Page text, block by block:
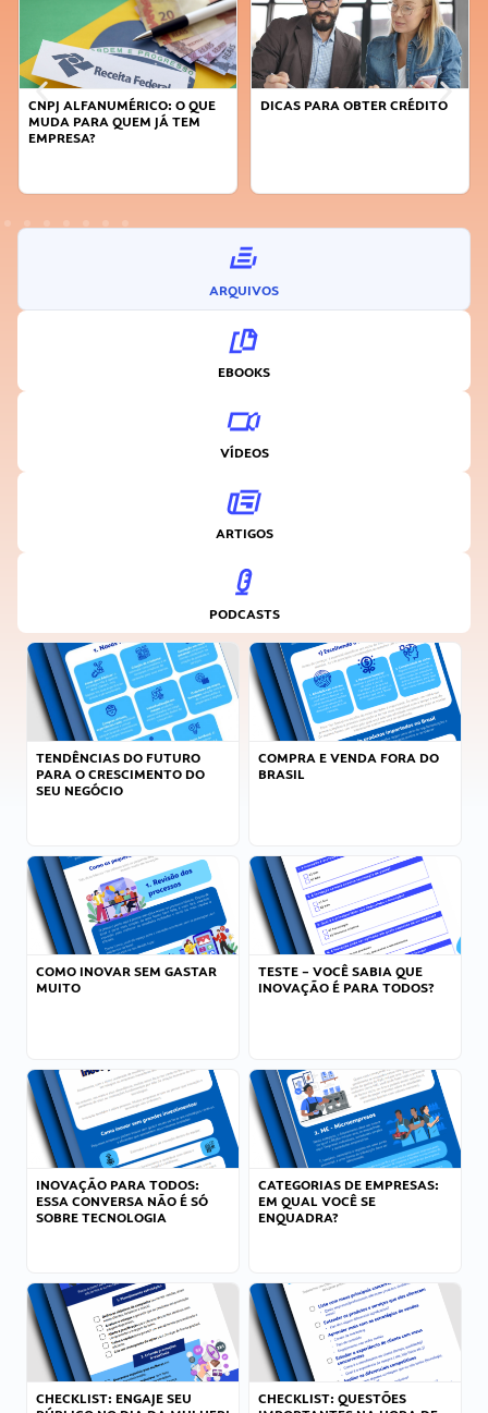
DICAS PARA OBTER CRÉDITO
FAÇA A DIFERENÇA: SEJA
ARQUIVOS
EBOOKS
VÍDEOS
ARTIGOS
PODCASTS
TENDÊNCIAS DO FUTURO
PARA O CRESCIMENTO DO
SEU NEGÓCIO
COMPRA E VENDA FORA DO
BRASIL
COMO INOVAR SEM GASTAR
MUITO
TESTE – VOCÊ SABIA QUE
INOVAÇÃO É PARA TODOS?
INOVAÇÃO PARA TODOS:
ESSA CONVERSA NÃO É SÓ
SOBRE TECNOLOGIA
CATEGORIAS DE EMPRESAS:
EM QUAL VOCÊ SE
ENQUADRA?
CHECKLIST: ENGAJE SEU
CHECKLIST: QUESTÕES